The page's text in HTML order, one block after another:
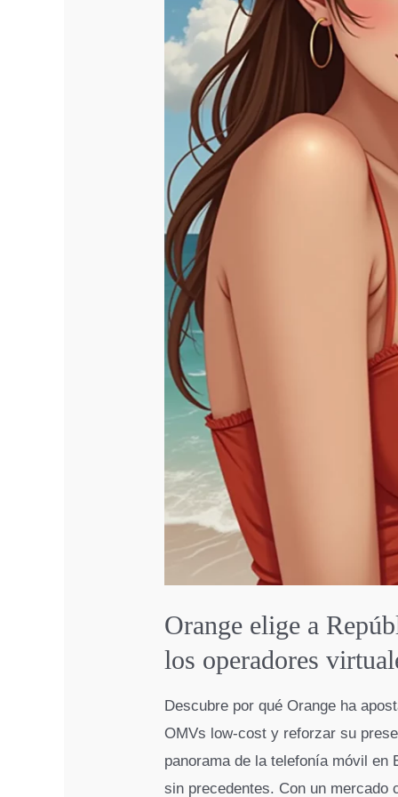
Orange elige a
los operadores
Descubre por qué Orange ha
OMVs low-cost y reforzar su
panorama de la telefonía móvil en
sin precedentes. Con un mercado